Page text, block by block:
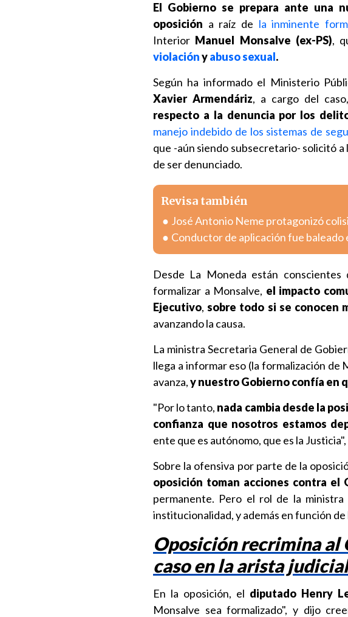
El Gobierno se prepara ante una
oposición a raíz de la inminente
Interior Manuel Monsalve (ex-PS),
violaciónyabuso sexual.
Según ha informado el Ministerio
Xavier Armendáriz, a cargo del
respecto a la denuncia por los
manejo indebido de los sistemas de
que -aún siendo subsecretario- solicitó
de ser denunciado.
Revisa también
José Antonio Neme protagonizó
Conductor de aplicación fue
Desde La Moneda están
formalizar a Monsalve, el impacto
Ejecutivo,sobre todo si se conocen
avanzando la causa.
La ministra Secretaria General de
llega a informar eso (la formalización de
avanza,y nuestro Gobierno confía en
"Por lo tanto, nada cambia desde la
confianza que nosotros estamos
ente que es autónomo, que es la
Sobre la ofensiva por parte de la
oposición toman acciones contra el
permanente. Pero el rol de la
institucionalidad, y además en función
Oposición recrimina al
caso en la arista judicial
En la oposición, el diputado Henry
Monsalve sea formalizado", y dijo